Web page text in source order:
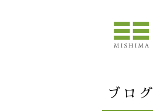
ブログ